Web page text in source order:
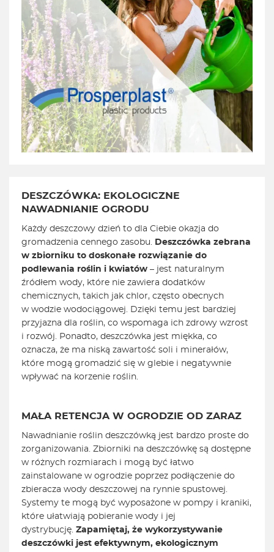
DESZCZÓWKA: EKOLOGICZNE
NAWADNIANIE OGRODU
Każdy deszczowy dzień to dla Ciebie okazja do
gromadzenia cennego zasobu. Deszczówka zebrana
w zbiorniku to doskonałe rozwiązanie do
podlewania roślin i kwiatów – jest naturalnym
źródłem wody, które nie zawiera dodatków
chemicznych, takich jak chlor, często obecnych
w wodzie wodociągowej. Dzięki temu jest bardziej
przyjazna dla roślin, co wspomaga ich zdrowy wzrost
i rozwój. Ponadto, deszczówka jest miękka, co
oznacza, że ma niską zawartość soli i minerałów,
które mogą gromadzić się w glebie i negatywnie
wpływać na korzenie roślin.
MAŁA RETENCJA W OGRODZIE OD ZARAZ
Nawadnianie roślin deszczówką jest bardzo proste do
zorganizowania. Zbiorniki na deszczówkę są dostępne
w różnych rozmiarach i mogą być łatwo
zainstalowane w ogrodzie poprzez podłączenie do
zbieracza wody deszczowej na rynnie spustowej.
Systemy te mogą być wyposażone w pompy i kraniki,
które ułatwiają pobieranie wody i jej
dystrybucję. Zapamiętaj, że wykorzystywanie
deszczówki jest efektywnym, ekologicznym